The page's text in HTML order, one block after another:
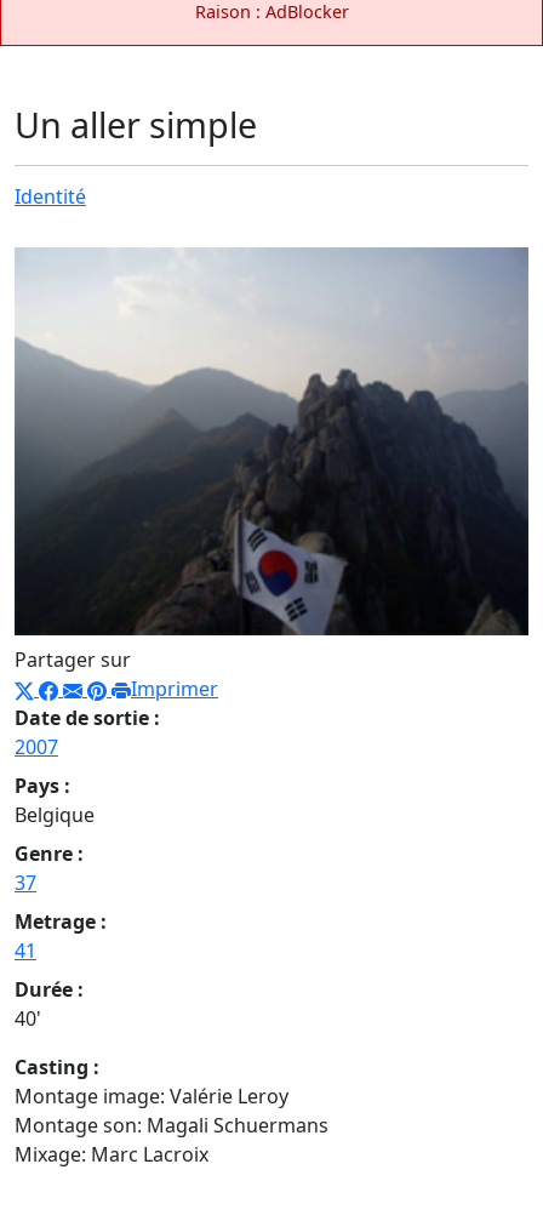
Raison : AdBlocker
Un aller simple
Identité
Partager sur
Imprimer
Date de sortie :
2007
Pays :
Belgique
Genre :
37
Metrage :
41
Durée :
40'
Casting :
Montage image: Valérie Leroy
Montage son: Magali Schuermans
Mixage: Marc Lacroix